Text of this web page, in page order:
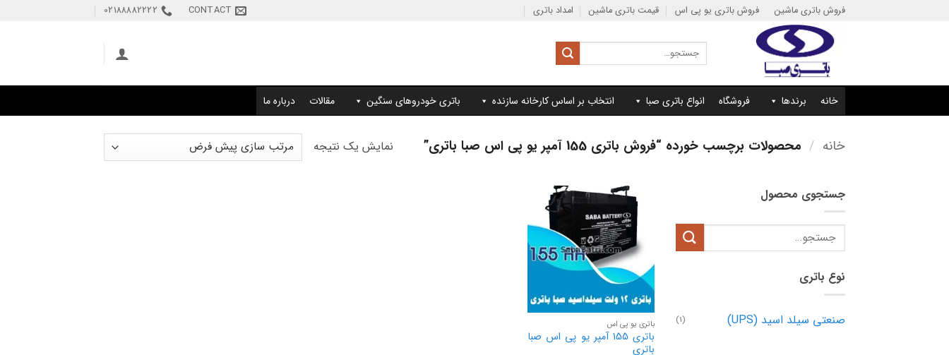
فروش باتری ماشین فروش باتری یو پی اس قیمت باتری ماشین امداد باتری CONTACT
02188882222
جستجو
برای:
خانه برندها فروشگاه انواع باتری صبا انتخاب بر اساس کارخانه سازنده باتری خودروهای سنگین مقالات درباره ما
خانه / محصولات برچسب خورده “فروش باتری 155 آمپر یو پی اس صبا باتری” نمایش یک نتیجه
جستجوی محصول
جستجو
برای:
نوع باتری
صنعتی سیلد اسید (UPS) (1) باتری یو پی اس
باتری 155 آمپر یو پی اس صبا
باتری